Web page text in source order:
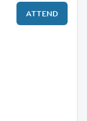
ATTEND